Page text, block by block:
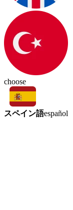
choose
スペイン語español